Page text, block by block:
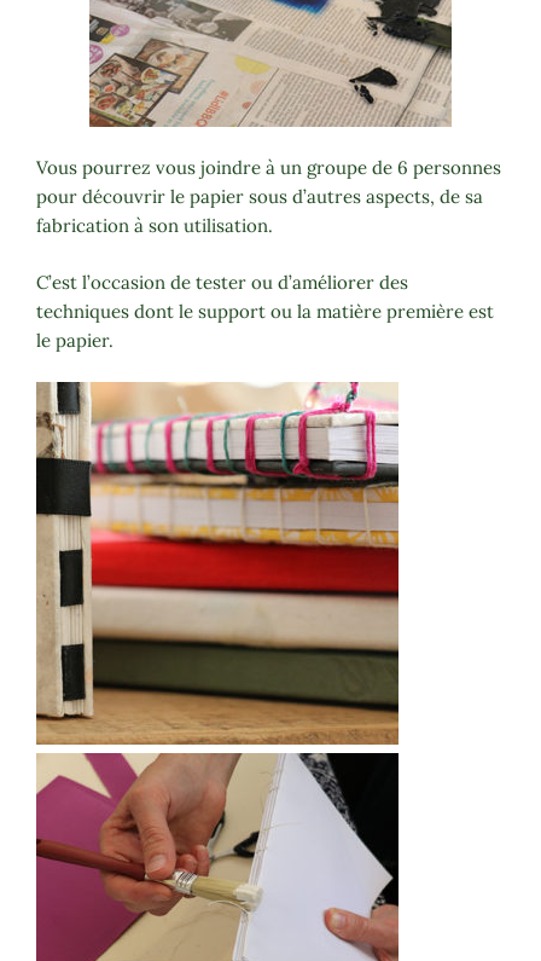
Vous pourrez vous joindre à un groupe de 6 personnes
pour découvrir le papier sous d’autres aspects, de sa
fabrication à son utilisation.
C’est l’occasion de tester ou d’améliorer des
techniques dont le support ou la matière première est
le papier.